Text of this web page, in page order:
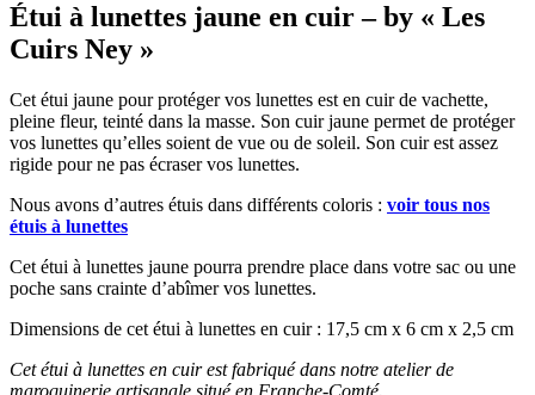
Étui à lunettes jaune en cuir – by « Les
Cuirs Ney »
Cet étui jaune pour protéger vos lunettes est en cuir de vachette,
pleine fleur, teinté dans la masse. Son cuir jaune permet de protéger
vos lunettes qu’elles soient de vue ou de soleil. Son cuir est assez
rigide pour ne pas écraser vos lunettes.
Nous avons d’autres étuis dans différents coloris : voir tous nos
étuis à lunettes
Cet étui à lunettes jaune pourra prendre place dans votre sac ou une
poche sans crainte d’abîmer vos lunettes.
Dimensions de cet étui à lunettes en cuir : 17,5 cm x 6 cm x 2,5 cm
Cet étui à lunettes en cuir est fabriqué dans notre atelier de